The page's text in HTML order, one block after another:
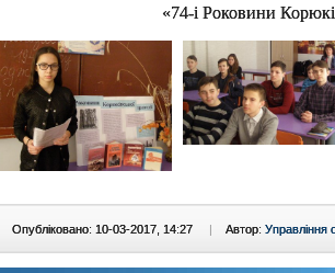
«74-і Роковини
Опубліковано: 10-03-2017, 14:27 Автор: Управління